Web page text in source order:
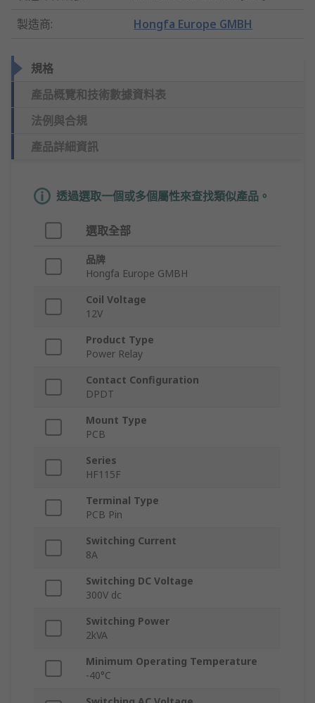
製造商: Hongfa Europe GMBH
規格
產品概覽和技術數據資料表
法例與合規
產品詳細資訊
透過選取一個或多個屬性來查找類似產品。
選取全部
品牌
Hongfa Europe GMBH
Coil Voltage
12V
Product Type
Power Relay
Contact Configuration
DPDT
Mount Type
PCB
Series
HF115F
Terminal Type
PCB Pin
Switching Current
8A
Switching DC Voltage
300V dc
Switching Power
2kVA
Minimum Operating Temperature
-40°C